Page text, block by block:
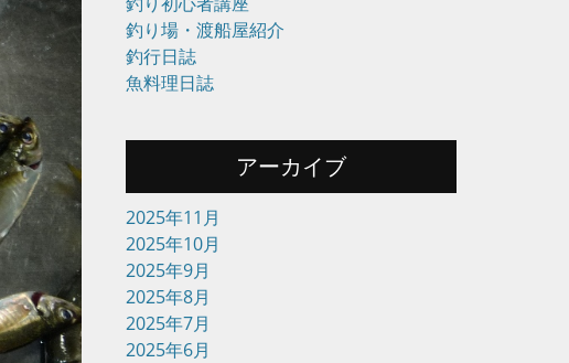
釣り場・渡船屋紹介
釣行日誌
魚料理日誌
アーカイブ
2025年11月
2025年10月
2025年9月
2025年8月
2025年7月
2025年6月